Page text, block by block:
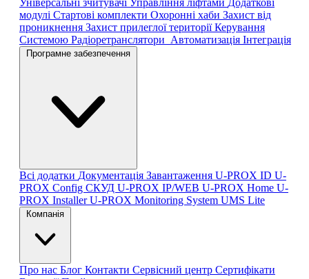
Універсальні зчитувачі Управління ліфтами Додаткові
модулі Стартові комплекти Охоронні хаби Захист від
проникнення Захист прилеглої територіїКерування
Системою Радіоретранслятори Автоматизація Інтеграція
Програмне забезпечення
Всі додатки Документація Завантаження U-PROX ID U-
PROX Config СКУД U-PROX IP/WEB U-PROX Home U-
PROX InstallerU-PROX Monitoring System UMS Lite
Компанія
Про нас Блог Контакти Сервісний центр Сертифікати